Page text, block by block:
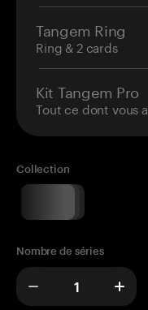
Tangem Ring
Ring & 2 cards
Kit Tangem Pro
Tout ce dont vous
Collection
Nombre de séries